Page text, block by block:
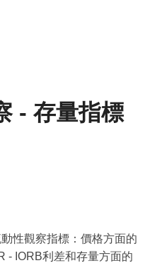
- 存量指標
性觀察指標：價格方面的
- IORB利差和存量方面的